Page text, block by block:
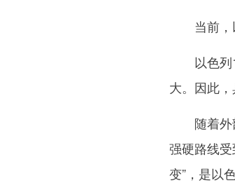
当前，以
以色列
大。因此
随着外部
强硬路线
变”，是以